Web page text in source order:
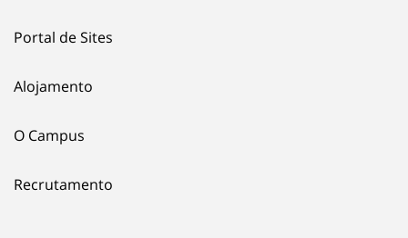
Portal de Sites
Alojamento
O Campus
Recrutamento